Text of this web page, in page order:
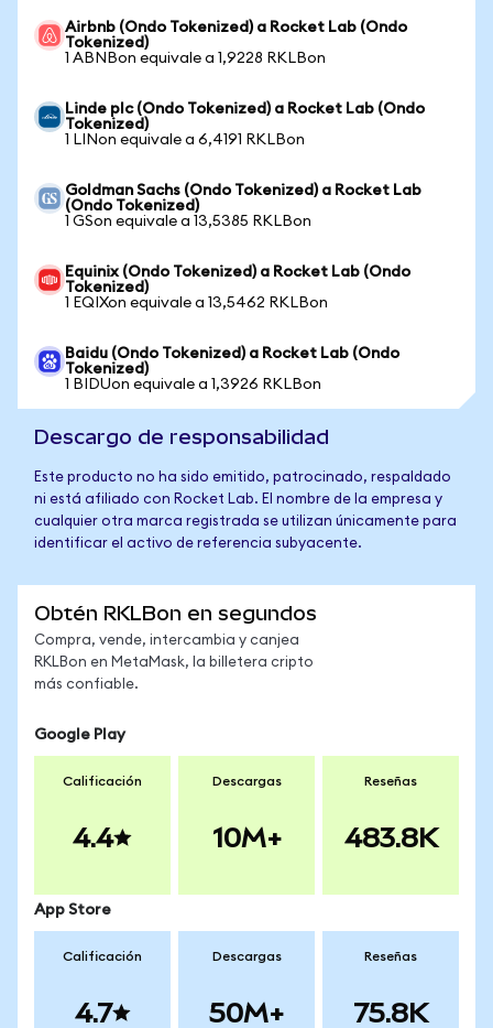
Airbnb (Ondo Tokenized) a Rocket Lab (Ondo
Tokenized)
1 ABNBon equivale a 1,9228 RKLBon
Linde plc (Ondo Tokenized) a Rocket Lab (Ondo
Tokenized)
1 LINon equivale a 6,4191 RKLBon
Goldman Sachs (Ondo Tokenized) a Rocket Lab
(Ondo Tokenized)
1 GSon equivale a 13,5385 RKLBon
Equinix (Ondo Tokenized) a Rocket Lab (Ondo
Tokenized)
1 EQIXon equivale a 13,5462 RKLBon
Baidu (Ondo Tokenized) a Rocket Lab (Ondo
Tokenized)
1 BIDUon equivale a 1,3926 RKLBon
Descargo de responsabilidad
Este producto no ha sido emitido, patrocinado, respaldado
ni está afiliado con Rocket Lab. El nombre de la empresa y
cualquier otra marca registrada se utilizan únicamente para
identificar el activo de referencia subyacente.
Obtén RKLBon en segundos
Compra, vende, intercambia y canjea
RKLBon en MetaMask, la billetera cripto
más confiable.
Google Play
Calificación
4.4
Descargas
10M+
Reseñas
483.8K
App Store
Calificación
4.7
Descargas
50M+
Reseñas
75.8K